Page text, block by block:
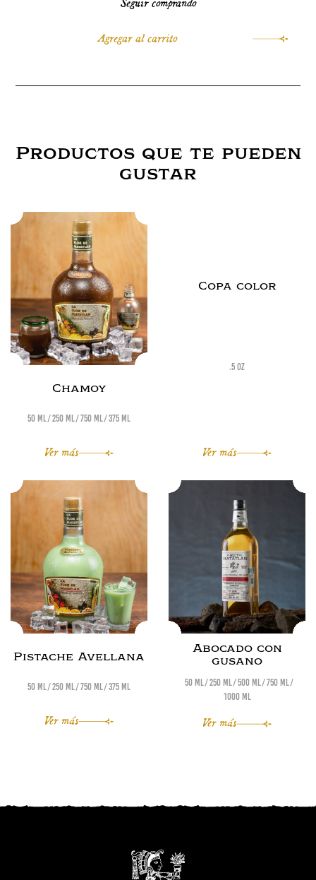
Productos que te pueden
gustar
Chamoy
50 ml 250 ml 750 ml 375 ml
Ver más
Copa color
.5 oz
Ver más
Pistache Avellana
50 ml 250 ml 750 ml 375 ml
Ver más
Abocado con
gusano
50 ml 250 ml 500 ml 750 ml
1000 ml
Ver más